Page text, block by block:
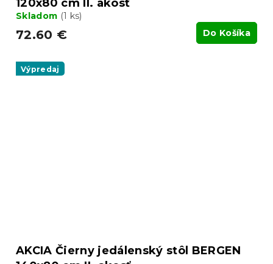
120x80 cm II. akosť
Skladom (1 ks)
72.60 € Do Košíka
Výpredaj
AKCIA Čierny jedálenský stôl BERGEN